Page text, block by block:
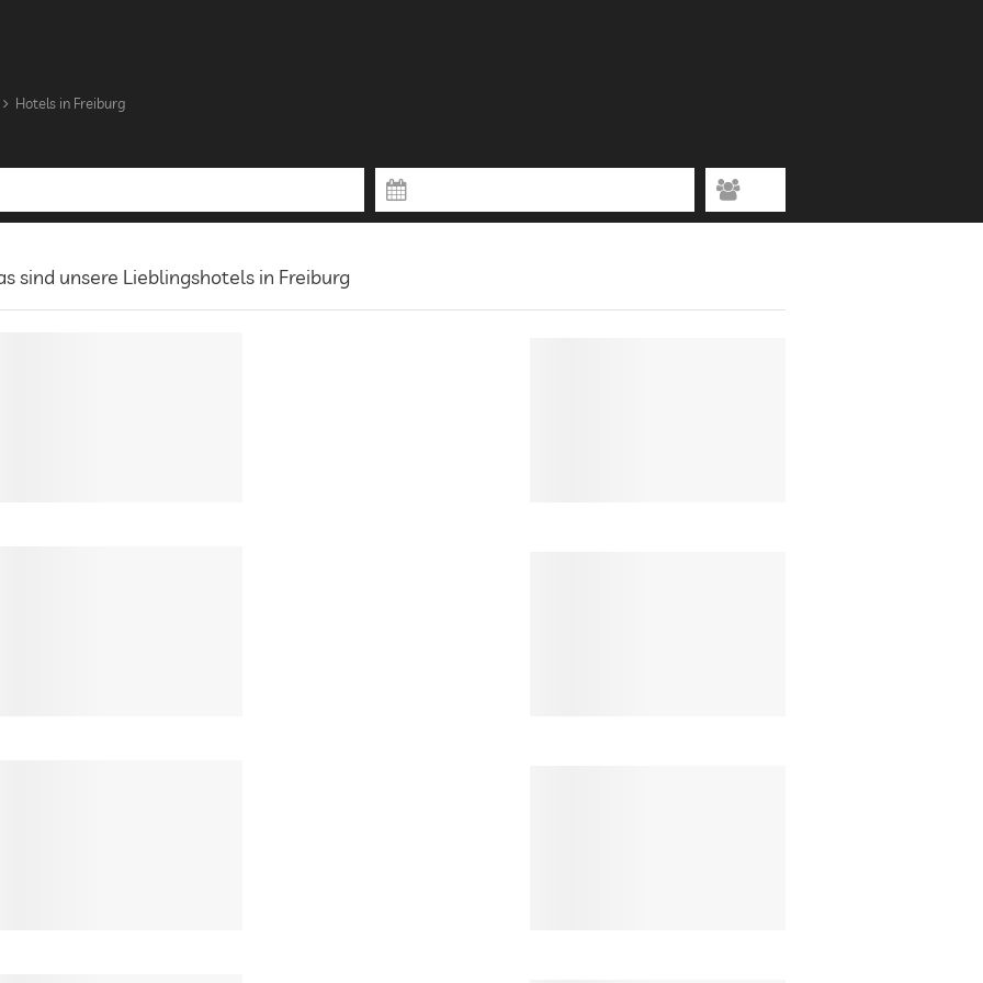
Hotels in Freiburg
sind unsere Lieblingshotels in Freiburg